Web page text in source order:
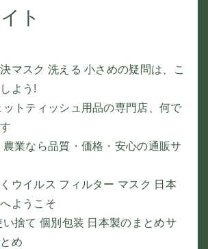
ト
マスク 洗える 小さめの疑問は、こ
よう!
ットティッシュ用品の専門店、何で
農業なら品質・価格・安心の通販サ
ウイルス フィルター マスク 日本
ようこそ
い捨て 個別包装 日本製のまとめサ
め